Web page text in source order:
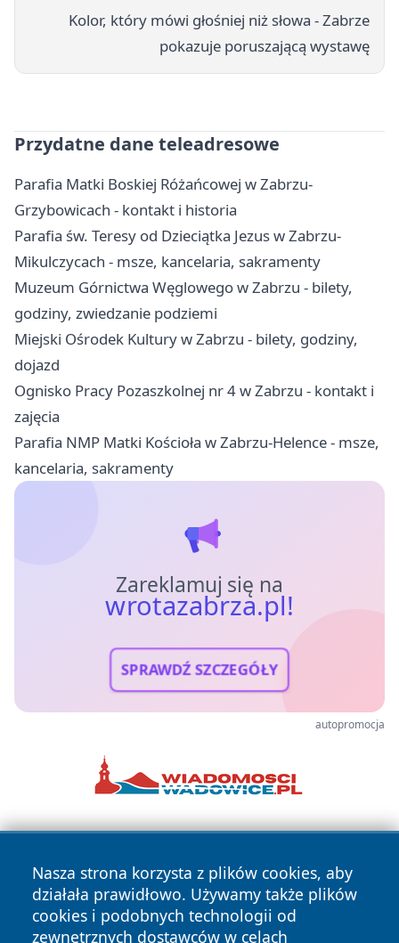
Kolor, który mówi głośniej niż słowa - Zabrze
pokazuje poruszającą wystawę
Przydatne dane teleadresowe
Parafia Matki Boskiej Różańcowej w Zabrzu-
Grzybowicach - kontakt i historia
Parafia św. Teresy od Dzieciątka Jezus w Zabrzu-
Mikulczycach - msze, kancelaria, sakramenty
Muzeum Górnictwa Węglowego w Zabrzu - bilety,
godziny, zwiedzanie podziemi
Miejski Ośrodek Kultury w Zabrzu - bilety, godziny,
dojazd
Ognisko Pracy Pozaszkolnej nr 4 w Zabrzu - kontakt i
zajęcia
Parafia NMP Matki Kościoła w Zabrzu-Helence - msze,
kancelaria, sakramenty
Zareklamuj się na
wrotazabrza.pl!
SPRAWDŹ SZCZEGÓŁY
autopromocja
Nasza strona korzysta z plików cookies, aby
działała prawidłowo. Używamy także plików
cookies i podobnych technologii od
zewnętrznych dostawców w celach